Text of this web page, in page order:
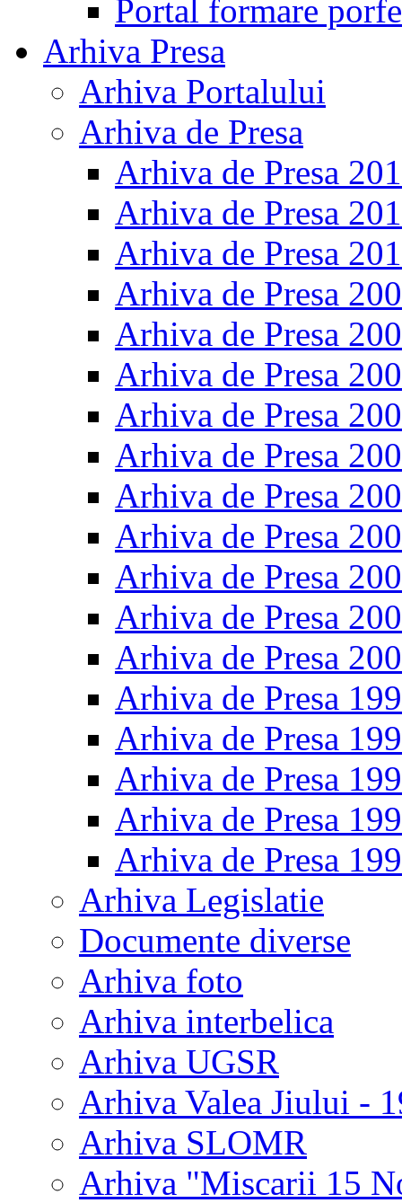
Portal formare
Arhiva Presa
Arhiva Portalului
Arhiva de Presa
Arhiva de Presa
Arhiva de Presa
Arhiva de Presa
Arhiva de Presa
Arhiva de Presa
Arhiva de Presa
Arhiva de Presa
Arhiva de Presa
Arhiva de Presa
Arhiva de Presa
Arhiva de Presa
Arhiva de Presa
Arhiva de Presa
Arhiva de Presa
Arhiva de Presa
Arhiva de Presa
Arhiva de Presa
Arhiva de Presa
Arhiva Legislatie
Documente diverse
Arhiva foto
Arhiva interbelica
Arhiva UGSR
Arhiva Valea Jiului -
Arhiva SLOMR
Arhiva "Miscarii 15